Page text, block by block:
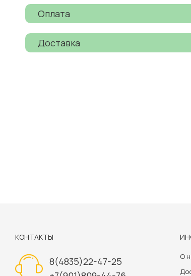
Оплата
Доставка
КОНТАКТЫ
8(4835)22-47-25
О